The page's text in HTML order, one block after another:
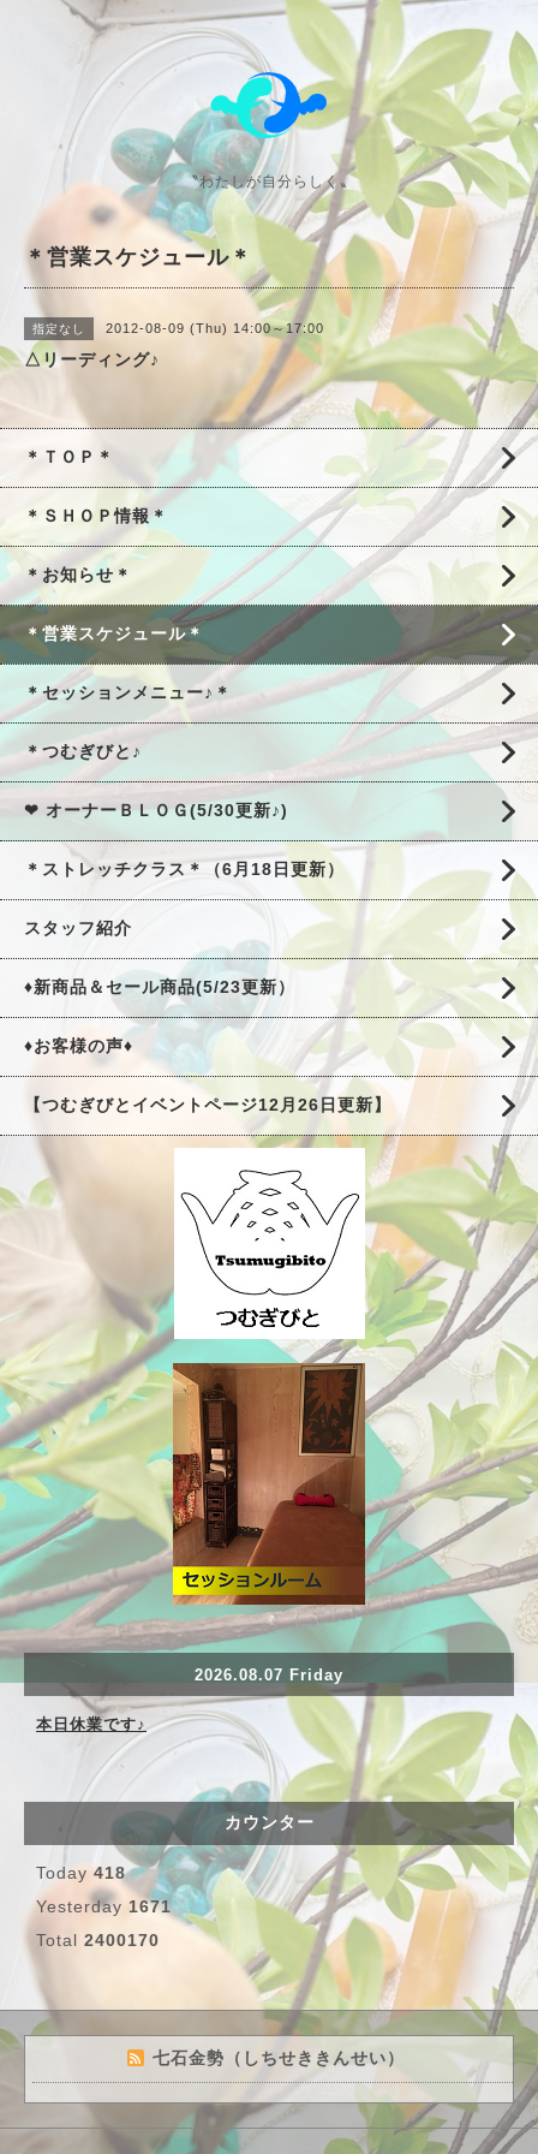
〝わたしが自分らしく〟
＊営業スケジュール＊
指定なし 2012-08-09 (Thu) 14:00～17:00
△リーディング♪
＊ＴＯＰ＊
＊ＳＨＯＰ情報＊
＊お知らせ＊
＊営業スケジュール＊
＊セッションメニュー♪＊
＊つむぎびと♪
❤ オーナーＢＬＯＧ(5/30更新♪)
＊ストレッチクラス＊（6月18日更新）
スタッフ紹介
♦新商品＆セール商品(5/23更新）
♦お客様の声♦
【つむぎびとイベントページ12月26日更新】
2026.08.07 Friday
本日休業です♪
カウンター
Today 418
Yesterday 1671
Total 2400170
七石金勢（しちせききんせい）